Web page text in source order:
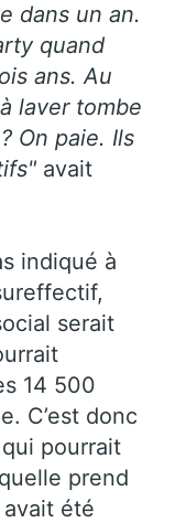
dans un an.
quand
ans. Au
laver tombe
On paie. Ils
avait
indiqué à
serait
14 500
C’est donc
pourrait
prend
été